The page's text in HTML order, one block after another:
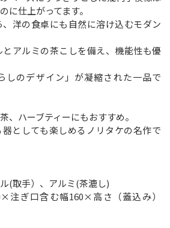
に仕上がってます。
洋の食卓にも自然に溶け込むモダン
アルミの茶こしを備え、機能性も優
しのデザイン」が凝縮された一品で
、ハーブティーにもおすすめ。
としても楽しめるノリタケの名作で
(取手）、アルミ(茶漉し)
ぎ口含む幅160×高さ（蓋込み）